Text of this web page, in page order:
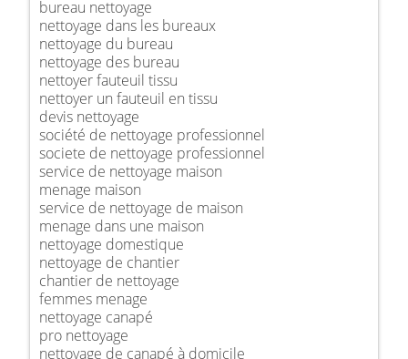
bureau nettoyage
nettoyage dans les bureaux
nettoyage du bureau
nettoyage des bureau
nettoyer fauteuil tissu
nettoyer un fauteuil en tissu
devis nettoyage
société de nettoyage professionnel
societe de nettoyage professionnel
service de nettoyage maison
menage maison
service de nettoyage de maison
menage dans une maison
nettoyage domestique
nettoyage de chantier
chantier de nettoyage
femmes menage
nettoyage canapé
pro nettoyage
nettoyage de canapé à domicile